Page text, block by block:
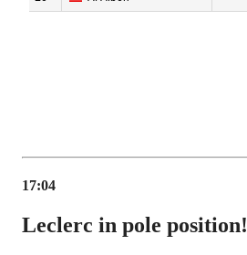
17:04
Leclerc in pole position!